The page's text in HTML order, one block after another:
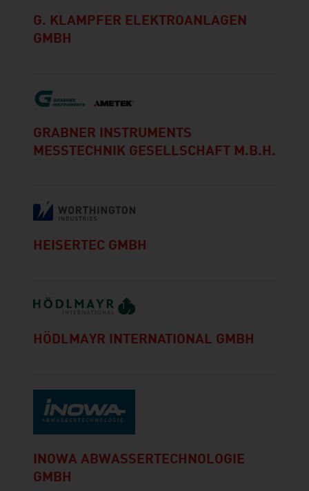
G. KLAMPFER ELEKTROANLAGEN
GMBH
GRABNER INSTRUMENTS
MESSTECHNIK GESELLSCHAFT M.B.H.
HEISERTEC GMBH
HÖDLMAYR INTERNATIONAL GMBH
INOWA ABWASSERTECHNOLOGIE
GMBH